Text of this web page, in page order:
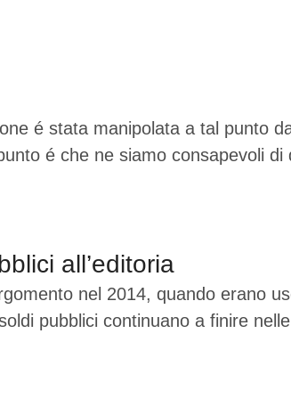
é stata manipolata a tal punto
é che ne siamo consapevoli
all’editoria
nel 2014, quando erano
pubblici continuano a finire